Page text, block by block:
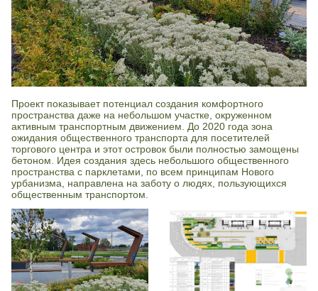
Проект показывает потенциал создания комфортного
пространства даже на небольшом участке, окруженном
активным транспортным движением. До 2020 года зона
ожидания общественного транспорта для посетителей
торгового центра и этот островок были полностью замощены
бетоном. Идея создания здесь небольшого общественного
пространства с парклетами, по всем принципам Нового
урбанизма, направлена на заботу о людях, пользующихся
общественным транспортом.
КонфиденциальностьиУсловия использования
ПРИКРЕПИТЕ РЕЗЮМЕ ИЛИ УКАЖИТЕ ССЫЛКУ
Загрузить файл
Конфиденциальность и Условия использования